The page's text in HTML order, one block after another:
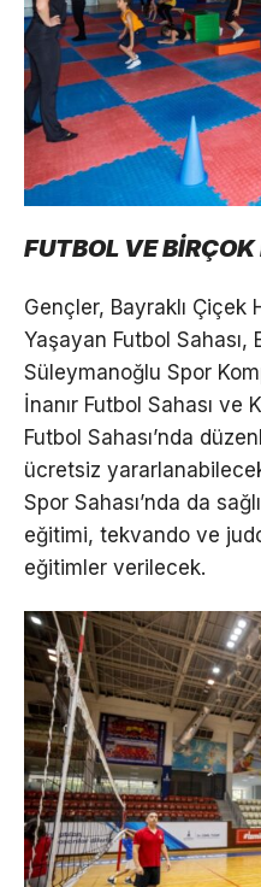
FUTBOL VE
Gençler, Bayraklı Çiçek
Yaşayan Futbol Sahası,
Süleymanoğlu Spor
İnanır Futbol Sahası ve
Futbol Sahası’nda
ücretsiz
Spor Sahası’nda da
eğitimi, tekvando ve
eğitimler verilecek.